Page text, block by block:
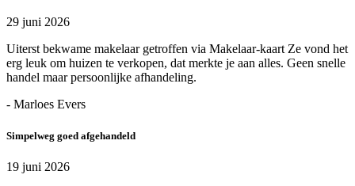
29 juni 2026
Uiterst bekwame makelaar getroffen via Makelaar-kaart Ze vond het
erg leuk om huizen te verkopen, dat merkte je aan alles. Geen snelle
handel maar persoonlijke afhandeling.
- Marloes Evers
Simpelweg goed afgehandeld
19 juni 2026